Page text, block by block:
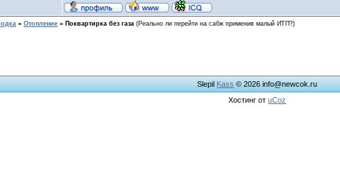
» Отопление » Поквартирка без газа (Реально ли перейти на сабж применив малый ИТП?)
SlepilKass © 2026 info@newcok.ru
Хостинг отuCoz